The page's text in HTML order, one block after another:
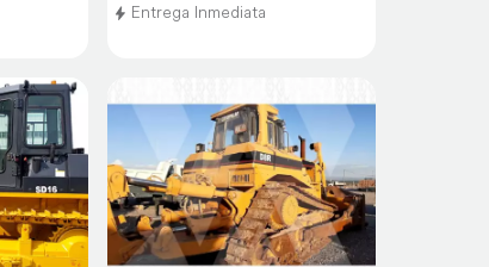
Entrega Inmediata